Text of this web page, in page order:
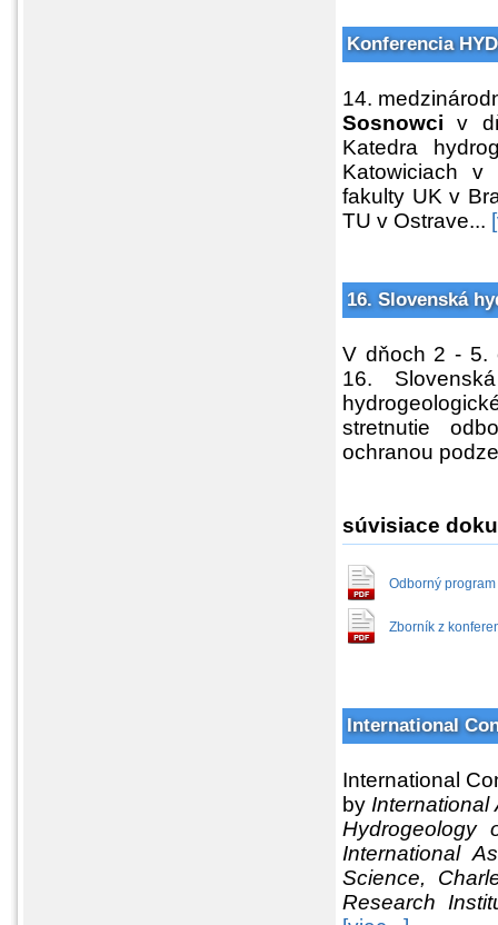
Konferencia
14.
Sosnowci v
Katedra
Katowiciach v
fakulty UK v
TU v Ostrave...
16. Slovenská
V dňoch 2 - 5.
16.
stretnutie
ochranou
súvisiace
Odborný
Zborník z
International
International
by International
Hydrogeology
International
Science,
Research